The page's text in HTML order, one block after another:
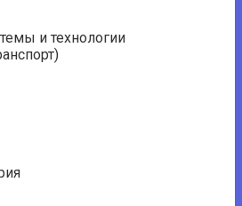
и технологии